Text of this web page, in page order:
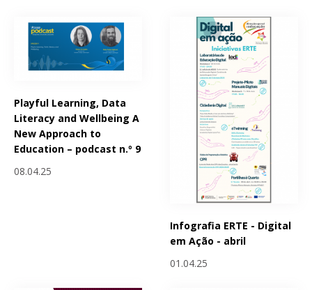
Playful Learning, Data
Literacy and Wellbeing A
New Approach to
Education – podcast n.º 9
08.04.25
Infografia ERTE - Digital
em Ação - abril
01.04.25